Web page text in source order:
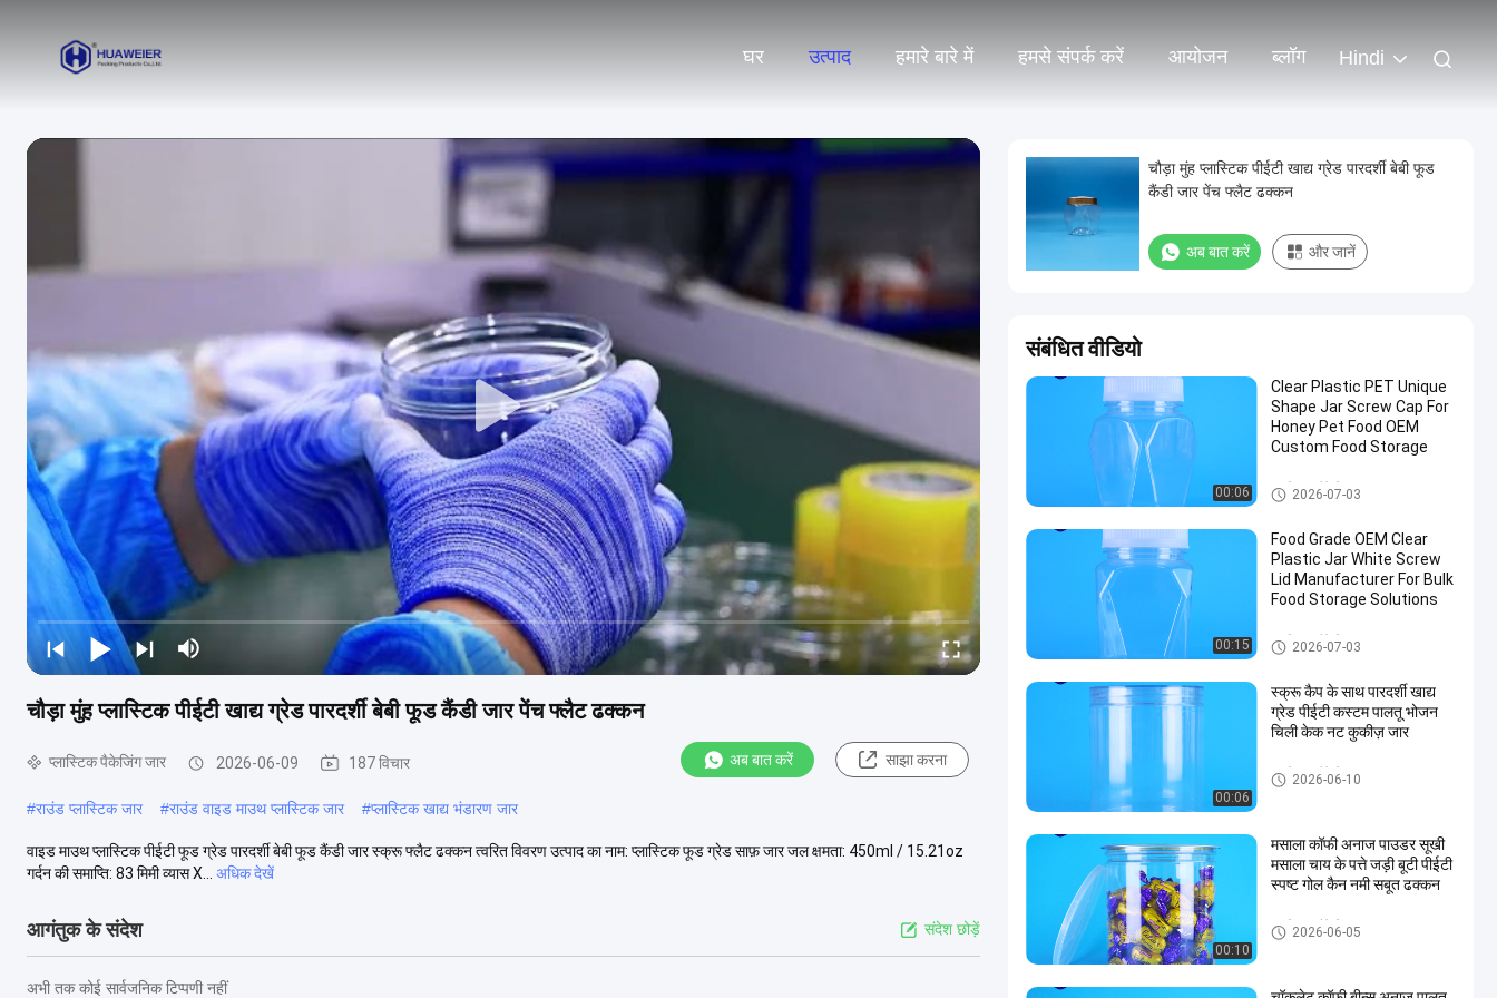
घर उत्पाद हमारे बारे में हमसे संपर्क करें आयोजन ब्लॉग Hindi
चौड़ा मुंह प्लास्टिक पीईटी खाद्य ग्रेड पारदर्शी बेबी फूड कैंडी जार पेंच फ्लैट ढक्कन
प्लास्टिक पैकेजिंग जार 2026-06-09 187 विचार अब बात करें साझा करना
#राउंड प्लास्टिक जार #राउंड वाइड माउथ प्लास्टिक जार #प्लास्टिक खाद्य भंडारण जार
वाइड माउथ प्लास्टिक पीईटी फूड ग्रेड पारदर्शी बेबी फूड कैंडी जार स्क्रू फ्लैट ढक्कन त्वरित विवरण उत्पाद का नाम: प्लास्टिक फूड ग्रेड साफ़ जार जल क्षमता: 450ml / 15.21oz
गर्दन की समाप्ति: 83 मिमी व्यास X...
अधिक देखें
आगंतुक के संदेश संदेश छोड़ें
अभी तक कोई सार्वजनिक टिप्पणी नहीं
चौड़ा मुंह प्लास्टिक पीईटी खाद्य ग्रेड पारदर्शी बेबी फूड
कैंडी जार पेंच फ्लैट ढक्कन
अब बात करें और जानें
संबंधित वीडियो
00:06
Clear Plastic PET Unique
Shape Jar Screw Cap For
Honey Pet Food OEM
Custom Food Storage
प्लास्टिक पैकेजिंग जार
2026-07-03
00:15
Food Grade OEM Clear
Plastic Jar White Screw
Lid Manufacturer For Bulk
Food Storage Solutions
प्लास्टिक पैकेजिंग जार
2026-07-03
00:06
स्क्रू कैप के साथ पारदर्शी खाद्य
ग्रेड पीईटी कस्टम पालतू भोजन
चिली केक नट कुकीज़ जार
प्लास्टिक पैकेजिंग जार
2026-06-10
00:10
मसाला कॉफी अनाज पाउडर सूखी
मसाला चाय के पत्ते जड़ी बूटी पीईटी
स्पष्ट गोल कैन नमी सबूत ढक्कन
प्लास्टिक पैकेजिंग जार
2026-06-05